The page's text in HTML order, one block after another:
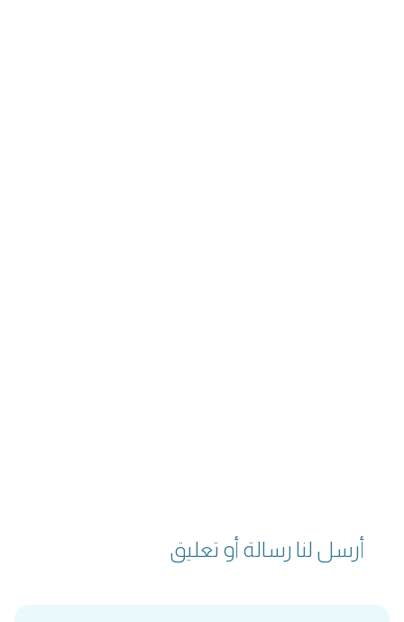
أرسل لنا رسالة أو تعليق